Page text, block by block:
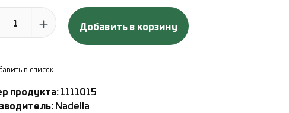
продукта: введите желаемое количество или используйте
Добавить в корзину
в список
продукта:1111015
Nadella